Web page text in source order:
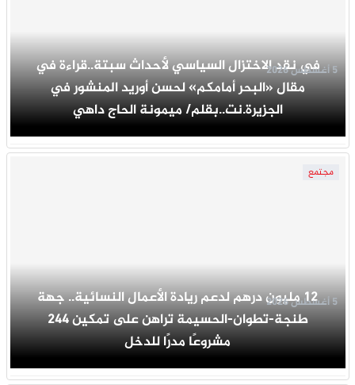
في نقد الاختزال السياسي لأحداث سبتة..قراءة في
مقال «البحر أمامكم» لحسن أوريد المنشور في
الجزيرة.نت..بقلم/ ميمونة الحاج داهي
5 أغسطس 2026
مجتمع
12 مليون درهم لدعم ريادة الأعمال النسائية.. جهة
طنجة-تطوان-الحسيمة تراهن على تمكين 244
مشروعًا مدرًا للدخل
5 أغسطس 2026